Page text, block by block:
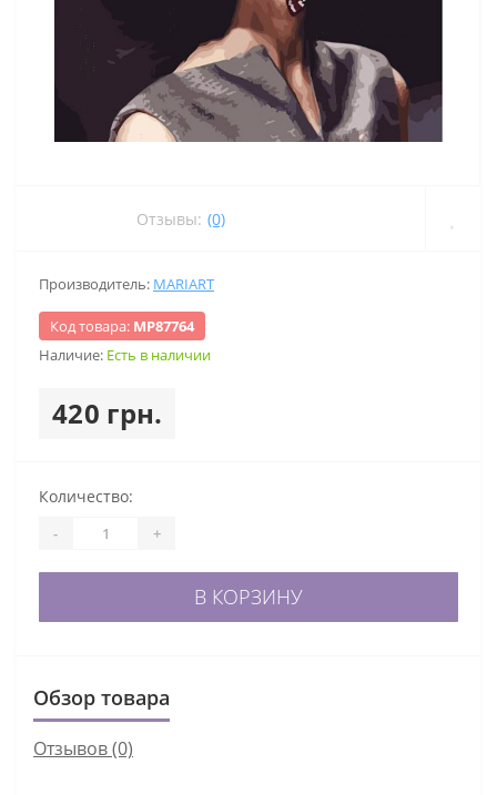
Отзывы: (0)
Производитель: MARIART
Код товара: МР87764
Наличие: Есть в наличии
420 грн.
Количество:
- +
В КОРЗИНУ
Обзор товара
Отзывов (0)